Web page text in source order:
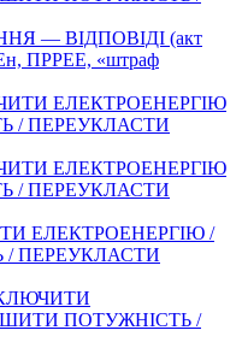
— ВІДПОВІДІ (акт
ПРРЕЕ, «штраф
ЕЛЕКТРОЕНЕРГІЮ
/ ПЕРЕУКЛАСТИ
ЕЛЕКТРОЕНЕРГІЮ
/ ПЕРЕУКЛАСТИ
ЕЛЕКТРОЕНЕРГІЮ /
/ ПЕРЕУКЛАСТИ
ПОТУЖНІСТЬ /